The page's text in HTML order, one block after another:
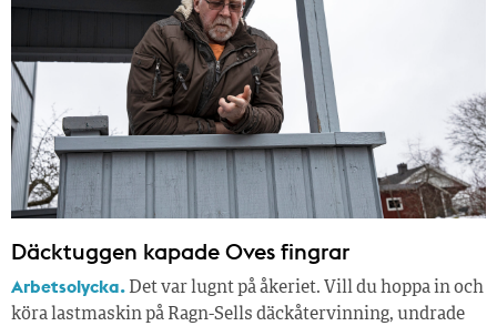
Däcktuggen kapade Oves fingrar
Arbetsolycka. Det var lugnt på åkeriet. Vill du hoppa in och
köra lastmaskin på Ragn-Sells däckåtervinning, undrade